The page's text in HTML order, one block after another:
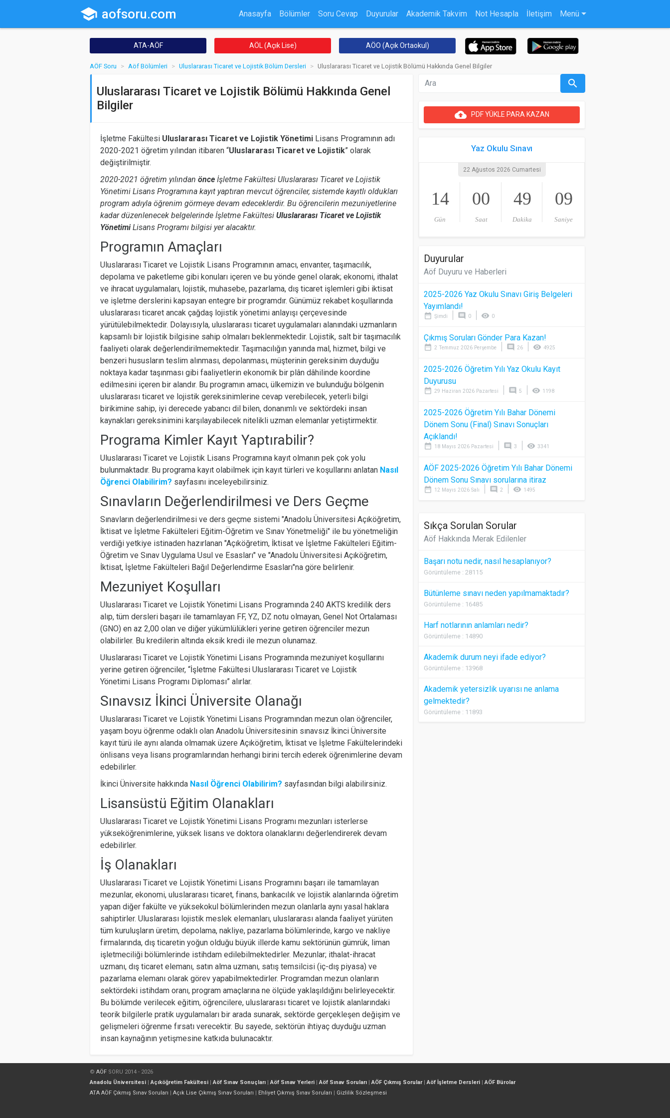
school aofsoru.com Anasayfa Bölümler Soru Cevap Duyurular Akademik Takvim Not Hesapla İletişim Menü
ATA-AÖF AÖL (Açık Lise) AÖO (Açık Ortaokul)
AÖF Soru Aöf Bölümleri Uluslararası Ticaret ve Lojistik Bölüm Dersleri Uluslararası Ticaret ve Lojistik Bölümü Hakkında Genel Bilgiler
Uluslararası Ticaret ve Lojistik Bölümü Hakkında Genel
Bilgiler
İşletme Fakültesi Uluslararası Ticaret ve Lojistik Yönetimi Lisans Programının adı
2020-2021 öğretim yılından itibaren “Uluslararası Ticaret ve Lojistik” olarak
değiştirilmiştir.
2020-2021 öğretim yılından önce İşletme Fakültesi Uluslararası Ticaret ve Lojistik
Yönetimi Lisans Programına kayıt yaptıran mevcut öğrenciler, sistemde kayıtlı oldukları
program adıyla öğrenim görmeye devam edeceklerdir. Bu öğrencilerin mezuniyetlerine
kadar düzenlenecek belgelerinde İşletme Fakültesi Uluslararası Ticaret ve Lojistik
YönetimiLisans Programı bilgisi yer alacaktır.
Programın Amaçları
Uluslararası Ticaret ve Lojistik Lisans Programının amacı, envanter, taşımacılık,
depolama ve paketleme gibi konuları içeren ve bu yönde genel olarak; ekonomi, ithalat
ve ihracat uygulamaları, lojistik, muhasebe, pazarlama, dış ticaret işlemleri gibi iktisat
ve işletme derslerini kapsayan entegre bir programdır. Günümüz rekabet koşullarında
uluslararası ticaret ancak çağdaş lojistik yönetimi anlayışı çerçevesinde
yürütülebilmektedir. Dolayısıyla, uluslararası ticaret uygulamaları alanındaki uzmanların
kapsamlı bir lojistik bilgisine sahip olmaları beklenmektedir. Lojistik, salt bir taşımacılık
faaliyeti olarak değerlendirilmemektedir. Taşımacılığın yanında mal, hizmet, bilgi ve
benzeri hususların teslim alınması, depolanması, müşterinin gereksinim duyduğu
noktaya kadar taşınması gibi faaliyetlerin ekonomik bir plân dâhilinde koordine
edilmesini içeren bir alandır. Bu programın amacı, ülkemizin ve bulunduğu bölgenin
uluslararası ticaret ve lojistik gereksinimlerine cevap verebilecek, yeterli bilgi
birikimine sahip, iyi derecede yabancı dil bilen, donanımlı ve sektördeki insan
kaynakları gereksinimini karşılayabilecek nitelikli uzman elemanlar yetiştirmektir.
Programa Kimler Kayıt Yaptırabilir?
Uluslararası Ticaret ve Lojistik Lisans Programına kayıt olmanın pek çok yolu
bulunmaktadır. Bu programa kayıt olabilmek için kayıt türleri ve koşullarını anlatan Nasıl
Öğrenci Olabilirim? sayfasını inceleyebilirsiniz.
Sınavların Değerlendirilmesi ve Ders Geçme
Sınavların değerlendirilmesi ve ders geçme sistemi "Anadolu Üniversitesi Açıköğretim,
İktisat ve İşletme Fakülteleri Eğitim-Öğretim ve Sınav Yönetmeliği" ile bu yönetmeliğin
verdiği yetkiye istinaden hazırlanan "Açıköğretim, İktisat ve İşletme Fakülteleri Eğitim-
Öğretim ve Sınav Uygulama Usul ve Esasları" ve "Anadolu Üniversitesi Açıköğretim,
İktisat, İşletme Fakülteleri Bağıl Değerlendirme Esasları"na göre belirlenir.
Mezuniyet Koşulları
Uluslararası Ticaret ve Lojistik Yönetimi Lisans Programında 240 AKTS kredilik ders
alıp, tüm dersleri başarı ile tamamlayan FF, YZ, DZ notu olmayan, Genel Not Ortalaması
(GNO) en az 2,00 olan ve diğer yükümlülükleri yerine getiren öğrenciler mezun
olabilirler. Bu kredilerin altında eksik kredi ile mezun olunamaz.
Uluslararası Ticaret ve Lojistik Yönetimi Lisans Programında mezuniyet koşullarını
yerine getiren öğrenciler, “İşletme Fakültesi Uluslararası Ticaret ve Lojistik
Yönetimi Lisans Programı Diploması” alırlar.
Sınavsız İkinci Üniversite Olanağı
Uluslararası Ticaret ve Lojistik Yönetimi Lisans Programından mezun olan öğrenciler,
yaşam boyu öğrenme odaklı olan Anadolu Üniversitesinin sınavsız İkinci Üniversite
kayıt türü ile aynı alanda olmamak üzere Açıköğretim, İktisat ve İşletme Fakültelerindeki
önlisans veya lisans programlarından herhangi birini tercih ederek öğrenimlerine devam
edebilirler.
İkinci Üniversite hakkında Nasıl Öğrenci Olabilirim? sayfasından bilgi alabilirsiniz.
Lisansüstü Eğitim Olanakları
Uluslararası Ticaret ve Lojistik Yönetimi Lisans Programı mezunları isterlerse
yükseköğrenimlerine, yüksek lisans ve doktora olanaklarını değerlendirerek devam
edebilirler.
İş Olanakları
Uluslararası Ticaret ve Lojistik Yönetimi Lisans Programını başarı ile tamamlayan
mezunlar, ekonomi, uluslararası ticaret, finans, bankacılık ve lojistik alanlarında öğretim
yapan diğer fakülte ve yüksekokul bölümlerinden mezun olanlarla aynı yasal haklara
sahiptirler. Uluslararası lojistik meslek elemanları, uluslararası alanda faaliyet yürüten
tüm kuruluşların üretim, depolama, nakliye, pazarlama bölümlerinde, kargo ve nakliye
firmalarında, dış ticaretin yoğun olduğu büyük illerde kamu sektörünün gümrük, liman
işletmeciliği bölümlerinde istihdam edilebilmektedirler. Mezunlar; ithalat-ihracat
uzmanı, dış ticaret elemanı, satın alma uzmanı, satış temsilcisi (iç-dış piyasa) ve
pazarlama elemanı olarak görev yapabilmektedirler. Programdan mezun olanların
sektördeki istihdam oranı, program amaçlarına ne ölçüde yaklaşıldığını belirleyecektir.
Bu bölümde verilecek eğitim, öğrencilere, uluslararası ticaret ve lojistik alanlarındaki
teorik bilgilerle pratik uygulamaları bir arada sunarak, sektörde gerçekleşen değişim ve
gelişmeleri öğrenme fırsatı verecektir. Bu sayede, sektörün ihtiyaç duyduğu uzman
insan kaynağının yetişmesine katkıda bulunacaktır.
search
cloud_uploadPDF YÜKLE PARA KAZAN
Yaz Okulu Sınavı
22 Ağustos 2026 Cumartesi
14
Gün
00
Saat
49
Dakika
09
Saniye
Duyurular
Aöf Duyuru ve Haberleri
2025-2026 Yaz Okulu Sınavı Giriş Belgeleri
Yayımlandı!
date_range Şimdi comment 0 visibility 0
Çıkmış Soruları Gönder Para Kazan!
date_range 2 Temmuz 2026 Perşembe comment 26 visibility 4925
2025-2026 Öğretim Yılı Yaz Okulu Kayıt
Duyurusu
date_range 29 Haziran 2026 Pazartesi comment 5 visibility 1198
2025-2026 Öğretim Yılı Bahar Dönemi
Dönem Sonu (Final) Sınavı Sonuçları
Açıklandı!
date_range 18 Mayıs 2026 Pazartesi comment 3 visibility 3341
AÖF 2025-2026 Öğretim Yılı Bahar Dönemi
Dönem Sonu Sınavı sorularına itiraz
date_range 12 Mayıs 2026 Salı comment 2 visibility 1495
Sıkça Sorulan Sorular
Aöf Hakkında Merak Edilenler
Başarı notu nedir, nasıl hesaplanıyor?
Görüntüleme : 28115
Bütünleme sınavı neden yapılmamaktadır?
Görüntüleme : 16485
Harf notlarının anlamları nedir?
Görüntüleme : 14890
Akademik durum neyi ifade ediyor?
Görüntüleme : 13968
Akademik yetersizlik uyarısı ne anlama
gelmektedir?
Görüntüleme : 11893
© AÖF SORU 2014 - 2026
Anadolu Üniversitesi |Açıköğretim Fakültesi |Aöf Sınav Sonuçları |Aöf Sınav Yerleri |Aöf Sınav Soruları |AÖF Çıkmış Sorular|Aöf İşletme Dersleri |AÖF Bürolar
ATA AÖF Çıkmış Sınav Soruları | Açık Lise Çıkmış Sınav Soruları | Ehliyet Çıkmış Sınav Soruları | Gizlilik Sözleşmesi